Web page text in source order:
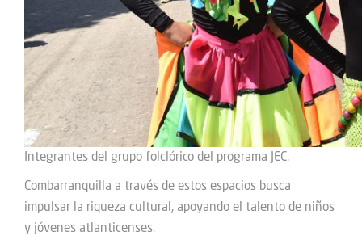
Integrantes del grupo folclórico del programa JEC.
Combarranquilla a través de estos espacios busca
impulsar la riqueza cultural, apoyando el talento de niños
y jóvenes atlanticenses.